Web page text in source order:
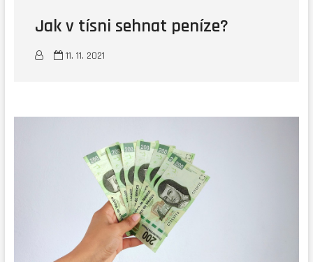
Jak v tísni sehnat peníze?
11. 11. 2021